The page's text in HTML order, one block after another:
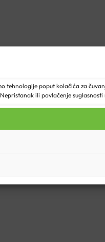
tehnologije poput kolačića za
ili povlačenje